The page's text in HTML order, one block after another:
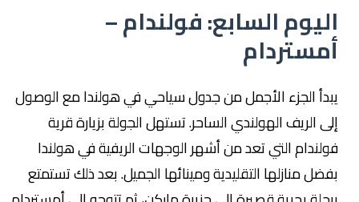
اليوم السابع: فولندام –
أمستردام
يبدأ الجزء الأجمل من جدول سياحي في هولندا مع الوصول
إلى الريف الهولندي الساحر. تستهل الجولة بزيارة قرية
فولندام التي تعد من أشهر الوجهات الريفية في هولندا
بفضل منازلها التقليدية ومينائها الجميل. بعد ذلك تستمتع